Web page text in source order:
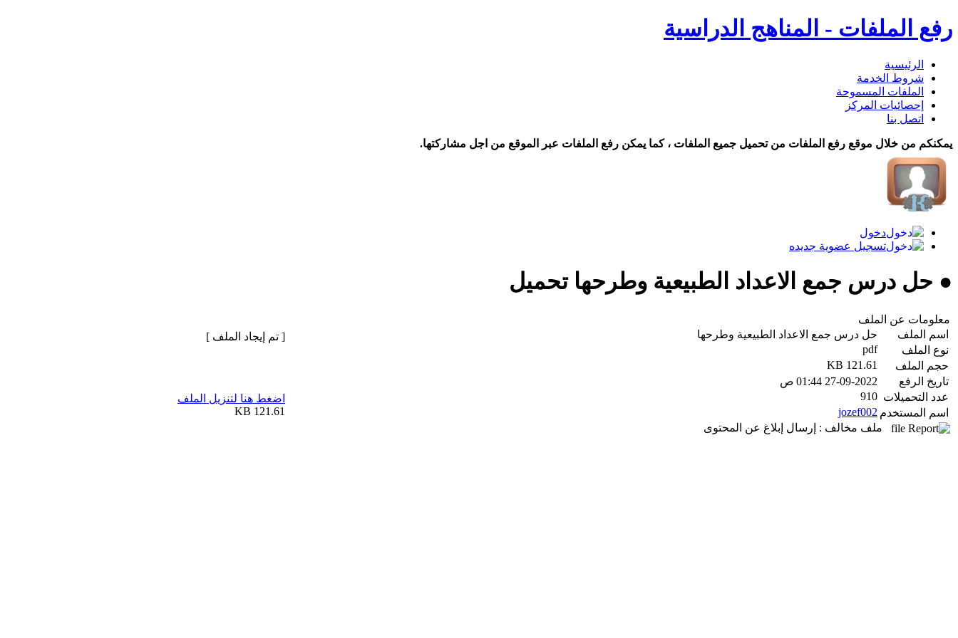
رفع الملفات - المناهج الدراسية
الرئيسية
شروط الخدمة
الملفات المسموحة
إحصائيات المركز
اتصل بنا
يمكنكم من خلال موقع رفع الملفات من تحميل جميع الملفات ، كما يمكن رفع الملفات عبر الموقع من اجل مشاركتها.
دخول
تسجيل عضوية جديده
● حل درس جمع الاعداد الطبيعية وطرحها تحميل
معلومات عن الملف
اسم الملف
حل درس جمع الاعداد الطبيعية وطرحها
نوع الملف
pdf
حجم الملف
121.61 KB
تاريخ الرفع
27-09-2022 01:44 ص
عدد التحميلات 910
اسم المستخدم jozef002
ملف مخالف : إرسال إبلاغ عن المحتوى
[ تم إيجاد الملف ]
اضغط هنا لتنزيل الملف
121.61 KB